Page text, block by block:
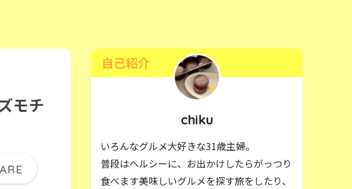
モチ
自己紹介
chiku
いろんなグルメ大好きな31歳主婦。
普段はヘルシーに、お出かけしたらがっつり
食べます美味しいグルメを探す旅をしたり、